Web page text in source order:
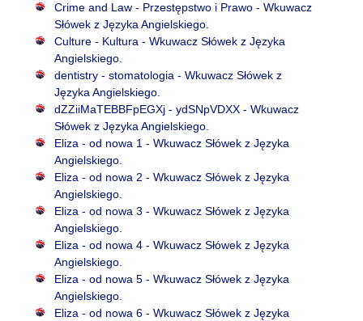
Crime and Law - Przestępstwo i Prawo - Wkuwacz
Słówek z Języka Angielskiego.
Culture - Kultura - Wkuwacz Słówek z Języka
Angielskiego.
dentistry - stomatologia - Wkuwacz Słówek z
Języka Angielskiego.
dZZiiMaTEBBFpEGXj - ydSNpVDXX - Wkuwacz
Słówek z Języka Angielskiego.
Eliza - od nowa 1 - Wkuwacz Słówek z Języka
Angielskiego.
Eliza - od nowa 2 - Wkuwacz Słówek z Języka
Angielskiego.
Eliza - od nowa 3 - Wkuwacz Słówek z Języka
Angielskiego.
Eliza - od nowa 4 - Wkuwacz Słówek z Języka
Angielskiego.
Eliza - od nowa 5 - Wkuwacz Słówek z Języka
Angielskiego.
Eliza - od nowa 6 - Wkuwacz Słówek z Języka